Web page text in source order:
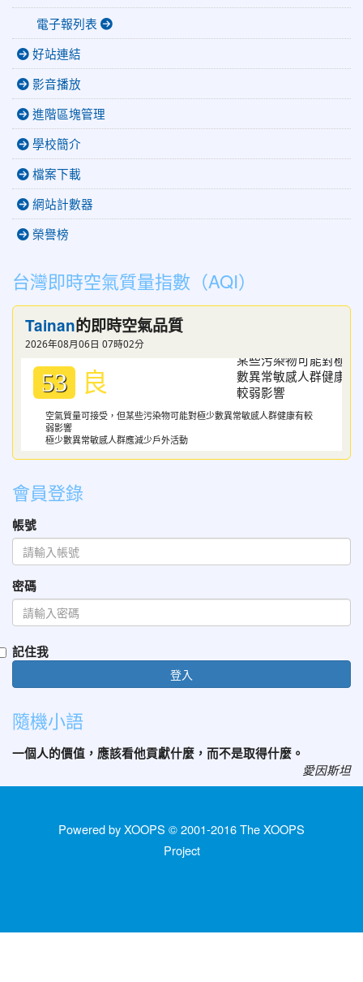
電子報列表
好站連結
影音播放
進階區塊管理
學校簡介
檔案下載
網站計數器
榮譽榜
台灣即時空氣質量指數（AQI）
Tainan的即時空氣品質
2026年08月06日 07時02分
53 良
空氣質量可接受，但某些污染物可能對極少數異常敏感人群健康有較
弱影響
極少數異常敏感人群應減少戶外活動
會員登錄
帳號
密碼
記住我
登入
隨機小語
一個人的價值，應該看他貢獻什麼，而不是取得什麼。
愛因斯坦
Powered by XOOPS © 2001-2016The XOOPS
Project